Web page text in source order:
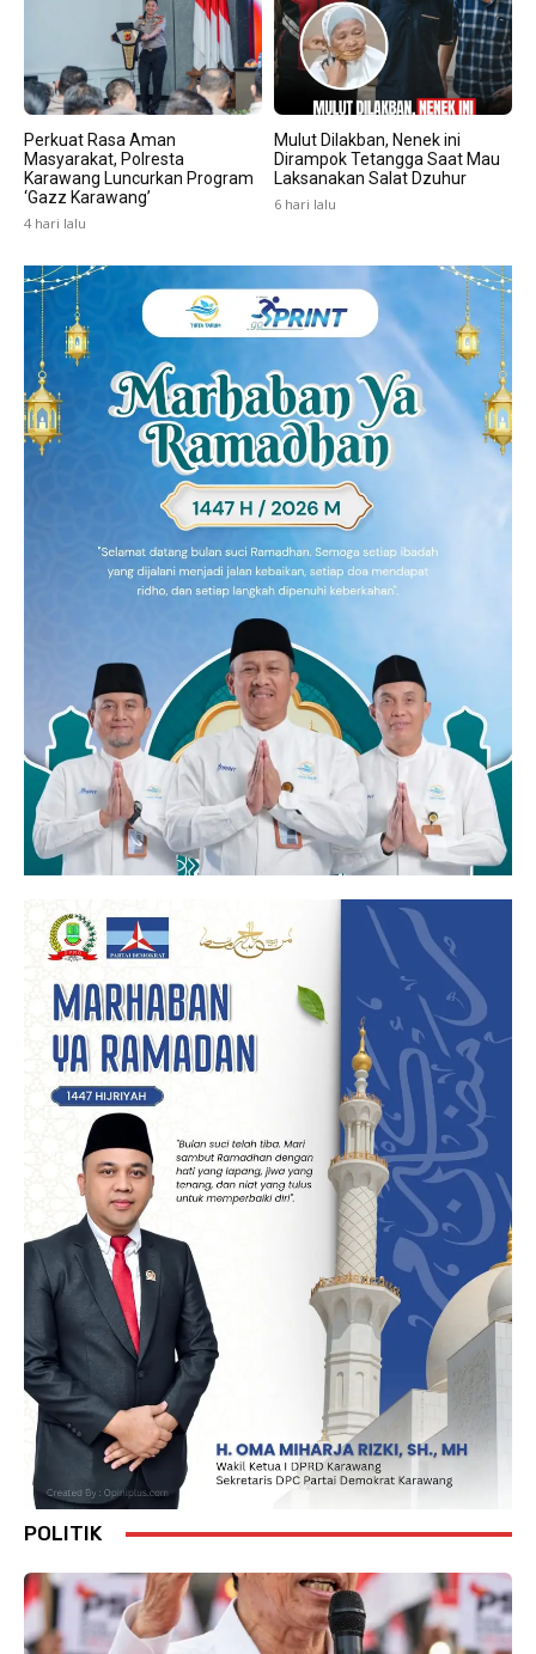
Perkuat Rasa Aman
Masyarakat, Polresta
Karawang Luncurkan Program
‘Gazz Karawang’
4 hari lalu
Mulut Dilakban, Nenek ini
Dirampok Tetangga Saat Mau
Laksanakan Salat Dzuhur
6 hari lalu
POLITIK